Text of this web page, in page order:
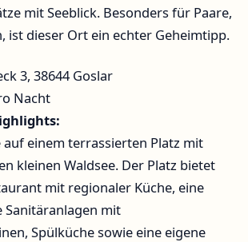
mit Seeblick. Besonders für Paare,
ist dieser Ort ein echter Geheimtipp.
3, 38644 Goslar
Nacht
auf einem terrassierten Platz mit
kleinen Waldsee. Der Platz bietet
mit regionaler Küche, eine
Sanitäranlagen mit
Spülküche sowie eine eigene